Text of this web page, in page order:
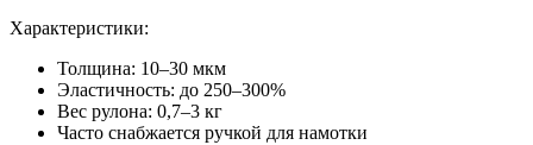
Характеристики:
Толщина: 10–30 мкм
Эластичность: до 250–300%
Вес рулона: 0,7–3 кг
Часто снабжается ручкой для намотки